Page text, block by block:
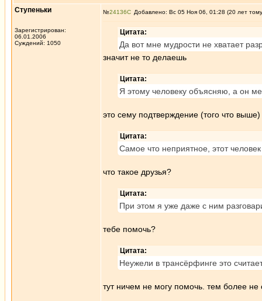
Ступеньки
Зарегистрирован:
06.01.2006
Суждений: 1050
№24136 Добавлено: Вс 05 Ноя 06, 01:28 (20 лет
Цитата:
Да вот мне мудрости не хватает
значит не то делаешь
Цитата:
Я этому человеку объясняю, а он
это сему подтверждение (того что выше)
Цитата:
Самое что неприятное, этот
что такое друзья?
Цитата:
При этом я уже даже с ним
тебе помочь?
Цитата:
Неужели в трансёрфинге это
тут ничем не могу помочь. тем более